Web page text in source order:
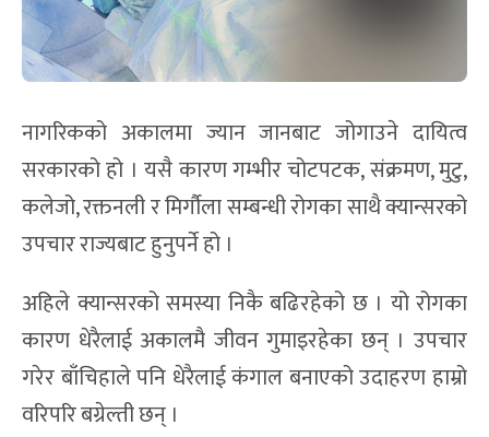
नागरिकको अकालमा ज्यान जानबाट जोगाउने दायित्व
सरकारको हो । यसै कारण गम्भीर चोटपटक, संक्रमण, मुटु,
कलेजो, रक्तनली र मिर्गौला सम्बन्धी रोगका साथै क्यान्सरको
उपचार राज्यबाट हुनुपर्ने हो ।
अहिले क्यान्सरको समस्या निकै बढिरहेको छ । यो रोगका
कारण धेरैलाई अकालमै जीवन गुमाइरहेका छन् । उपचार
गरेर बाँचिहाले पनि धेरैलाई कंगाल बनाएको उदाहरण हाम्रो
वरिपरि बग्रेल्ती छन् ।